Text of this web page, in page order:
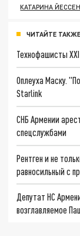
КАТАРИНА ЙЕССЕН
ЧИТАЙТЕ
Технофашисты
Оплеуха Маску.
Starlink
СНБ Армении
спецслужбами
Рентген и не
равносильный с
Депутат НС
возглавляемое